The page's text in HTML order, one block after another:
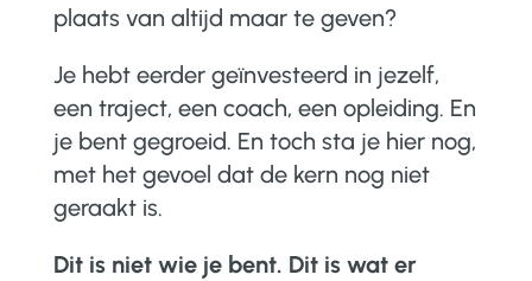
plaats van altijd maar te geven?
Je hebt eerder geïnvesteerd in jezelf,
een traject, een coach, een opleiding. En
je bent gegroeid. En toch sta je hier nog,
met het gevoel dat de kern nog niet
geraakt is.
Dit is niet wie je bent. Dit is wat er